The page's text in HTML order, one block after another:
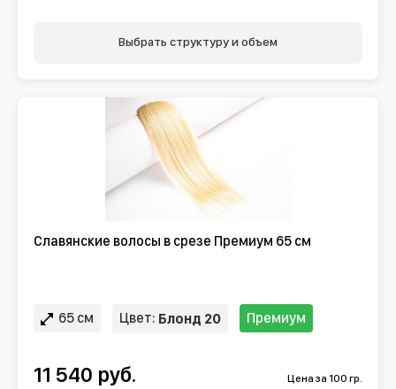
Выбрать структуру и объем
Славянские волосы в срезе Премиум 65 см
65 см Цвет: Блонд 20 Премиум
11 540 руб. Цена за 100 гр.